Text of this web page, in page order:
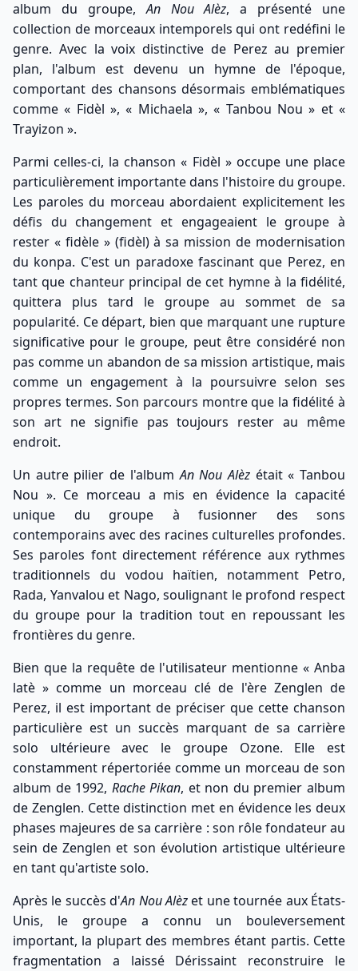
album du groupe,An Nou Alèz, a présenté une
collection de morceaux intemporels qui ont redéfini le
genre. Avec la voix distinctive de Perez au premier
plan, l'album est devenu un hymne de l'époque,
comportant des chansons désormais emblématiques
comme « Fidèl », « Michaela », « Tanbou Nou » et «
Trayizon ».
Parmi celles-ci, la chanson « Fidèl » occupe une place
particulièrement importante dans l'histoire du groupe.
Les paroles du morceau abordaient explicitement les
défis du changement et engageaient le groupe à
rester « fidèle » (fidèl) à sa mission de modernisation
du konpa. C'est un paradoxe fascinant que Perez, en
tant que chanteur principal de cet hymne à la fidélité,
quittera plus tard le groupe au sommet de sa
popularité. Ce départ, bien que marquant une rupture
significative pour le groupe, peut être considéré non
pas comme un abandon de sa mission artistique, mais
comme un engagement à la poursuivre selon ses
propres termes. Son parcours montre que la fidélité à
son art ne signifie pas toujours rester au même
endroit.
Un autre pilier de l'albumAn Nou Alèzétait « Tanbou
Nou ». Ce morceau a mis en évidence la capacité
unique du groupe à fusionner des sons
contemporains avec des racines culturelles profondes.
Ses paroles font directement référence aux rythmes
traditionnels du vodou haïtien, notamment Petro,
Rada, Yanvalou et Nago, soulignant le profond respect
du groupe pour la tradition tout en repoussant les
frontières du genre.
Bien que la requête de l'utilisateur mentionne « Anba
latè » comme un morceau clé de l'ère Zenglen de
Perez, il est important de préciser que cette chanson
particulière est un succès marquant de sa carrière
solo ultérieure avec le groupe Ozone. Elle est
constamment répertoriée comme un morceau de son
album de 1992, Rache Pikan, et non du premier album
de Zenglen. Cette distinction met en évidence les deux
phases majeures de sa carrière : son rôle fondateur au
sein de Zenglen et son évolution artistique ultérieure
en tant qu'artiste solo.
Après le succès d'An Nou Alèzet une tournée aux États-
Unis, le groupe a connu un bouleversement
important, la plupart des membres étant partis. Cette
fragmentation a laissé Dérissaint reconstruire le